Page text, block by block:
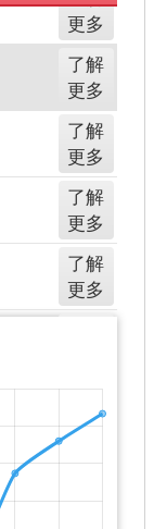
更多
了解
更多
了解
更多
了解
更多
了解
更多